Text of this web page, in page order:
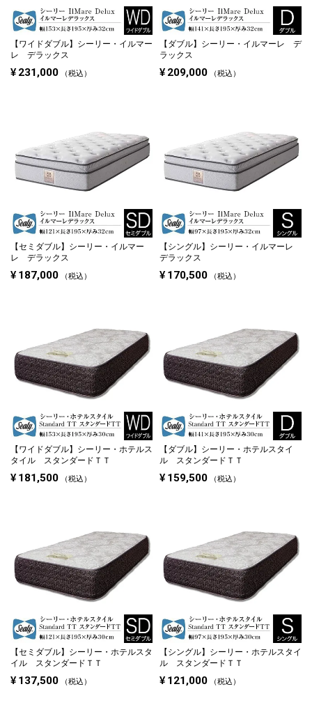
【ワイドダブル】 シーリー・イルマー
レ デラックス
¥ 231,000 税込
【ダブル】 シーリー・イルマーレ デ
ラックス
¥ 209,000 税込
【セミダブル】 シーリー・イルマー
レ デラックス
¥ 187,000 税込
【シングル】 シーリー・イルマーレ
デラックス
¥ 170,500 税込
【ワイドダブル】 シーリー・ホテルス
タイル スタンダードＴＴ
¥ 181,500 税込
【ダブル】 シーリー・ホテルスタイ
ル スタンダードＴＴ
¥ 159,500 税込
【セミダブル】 シーリー・ホテルスタ
イル スタンダードＴＴ
¥ 137,500 税込
【シングル】 シーリー・ホテルスタイ
ル スタンダードＴＴ
¥ 121,000 税込